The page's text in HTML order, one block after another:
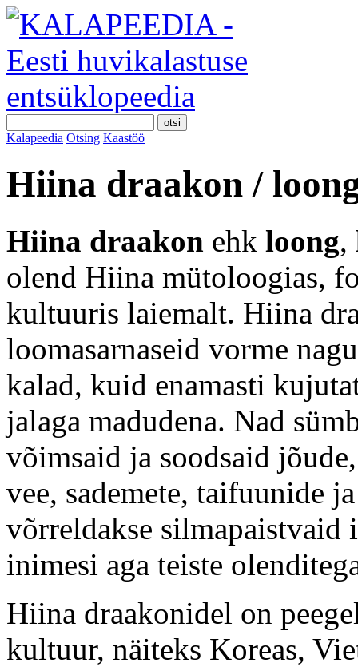
Kalapeedia Otsing Kaastöö
Hiina draakon /
Hiina draakon ehk loong,
olend Hiina mütoloogias,
kultuuris laiemalt. Hiina
loomasarnaseid vorme
kalad, kuid enamasti
jalaga madudena. Nad
võimsaid ja soodsaid
vee, sademete, taifuunide
võrreldakse silmapaistvaid
inimesi aga teiste
Hiina draakonidel on
kultuur, näiteks Koreas,